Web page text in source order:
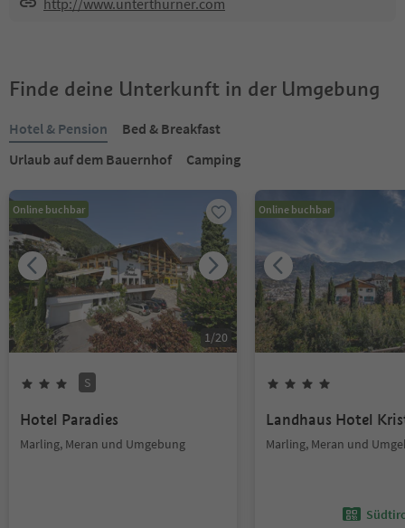
http://www.unterthurner.com
Finde deine Unterkunft in der Umgebung
Hotel & Pension
Bed & Breakfast
Urlaub auf dem Bauernhof
Camping
Online buchbar
1/20
S
Hotel Paradies
Marling, Meran und Umgebung
Online buchbar
Landhaus Hotel
Marling, Meran und